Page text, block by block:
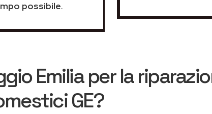
possibile.
Emiliaper la
GE?